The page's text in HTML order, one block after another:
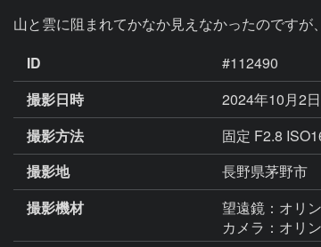
山と雲に阻まれてかなか見えなかったのですが
ID
#112490
撮影日時
2024年10月2
撮影方法
固定 F2.8
撮影地
長野県茅野市
撮影機材
望遠鏡：オリ
カメラ：オリ